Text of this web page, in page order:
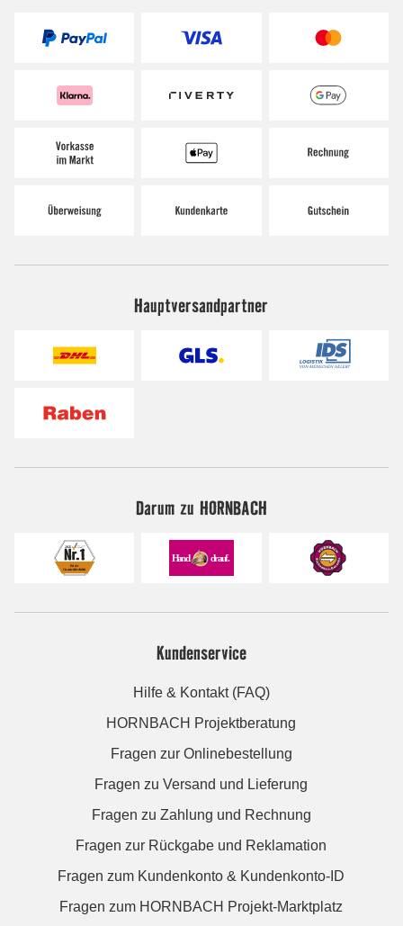
Hauptversandpartner
Darum zu HORNBACH
Kundenservice
Hilfe & Kontakt (FAQ)
HORNBACH Projektberatung
Fragen zur Onlinebestellung
Fragen zu Versand und Lieferung
Fragen zu Zahlung und Rechnung
Fragen zur Rückgabe und Reklamation
Fragen zum Kundenkonto & Kundenkonto-ID
Fragen zum HORNBACH Projekt-Marktplatz